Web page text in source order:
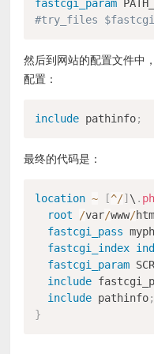
fastcgi_param
#try_files
然后到网站的配置文件中
配置：
include pathinfo;
最终的代码是：
location ~ [^/] \ .
root
/var/www/
fastcgi_pass
fastcgi_index
fastcgi_param
include
include pathinfo;
}